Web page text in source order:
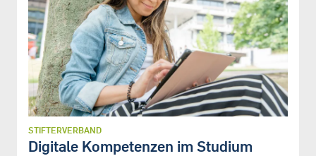
STIFTERVERBAND
Digitale Kompetenzen im Studium